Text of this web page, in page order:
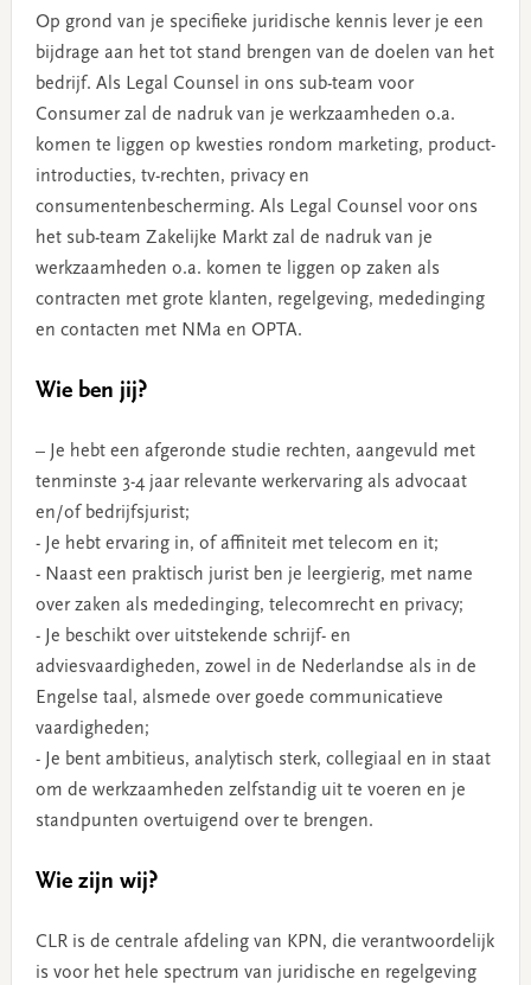
Op grond van je specifieke juridische kennis lever je een
bijdrage aan het tot stand brengen van de doelen van het
bedrijf. Als Legal Counsel in ons sub-team voor
Consumer zal de nadruk van je werkzaamheden o.a.
komen te liggen op kwesties rondom marketing, product-
introducties, tv-rechten, privacy en
consumentenbescherming. Als Legal Counsel voor ons
het sub-team Zakelijke Markt zal de nadruk van je
werkzaamheden o.a. komen te liggen op zaken als
contracten met grote klanten, regelgeving, mededinging
en contacten met NMa en OPTA.
Wie ben jij?
– Je hebt een afgeronde studie rechten, aangevuld met
tenminste 3-4 jaar relevante werkervaring als advocaat
en/of bedrijfsjurist;
- Je hebt ervaring in, of affiniteit met telecom en it;
- Naast een praktisch jurist ben je leergierig, met name
over zaken als mededinging, telecomrecht en privacy;
- Je beschikt over uitstekende schrijf- en
adviesvaardigheden, zowel in de Nederlandse als in de
Engelse taal, alsmede over goede communicatieve
vaardigheden;
- Je bent ambitieus, analytisch sterk, collegiaal en in staat
om de werkzaamheden zelfstandig uit te voeren en je
standpunten overtuigend over te brengen.
Wie zijn wij?
CLR is de centrale afdeling van KPN, die verantwoordelijk
is voor het hele spectrum van juridische en regelgeving